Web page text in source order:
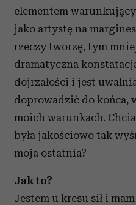
elementem
jako artystę na
rzeczy tworzę, tym
dramatyczna
dojrzałości i jest
doprowadzić do końca,
moich warunkach.
była jakościowo tak
moja ostatnia?
Jak to?
Jestem u kresu sił i